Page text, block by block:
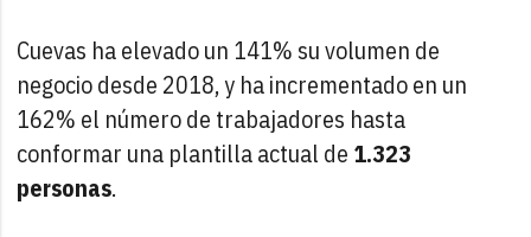
Cuevas ha elevado un 141% su volumen de
negocio desde 2018, y ha incrementado en un
162% el número de trabajadores hasta
conformar una plantilla actual de 1.323
personas.